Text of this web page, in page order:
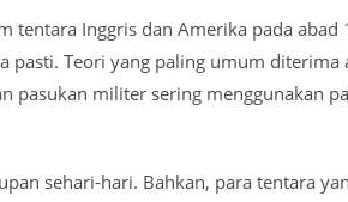
tentara Inggris dan Amerika pada abad
pasti. Teori yang paling umum diterima
pasukan militer sering menggunakan
sehari-hari. Bahkan, para tentara